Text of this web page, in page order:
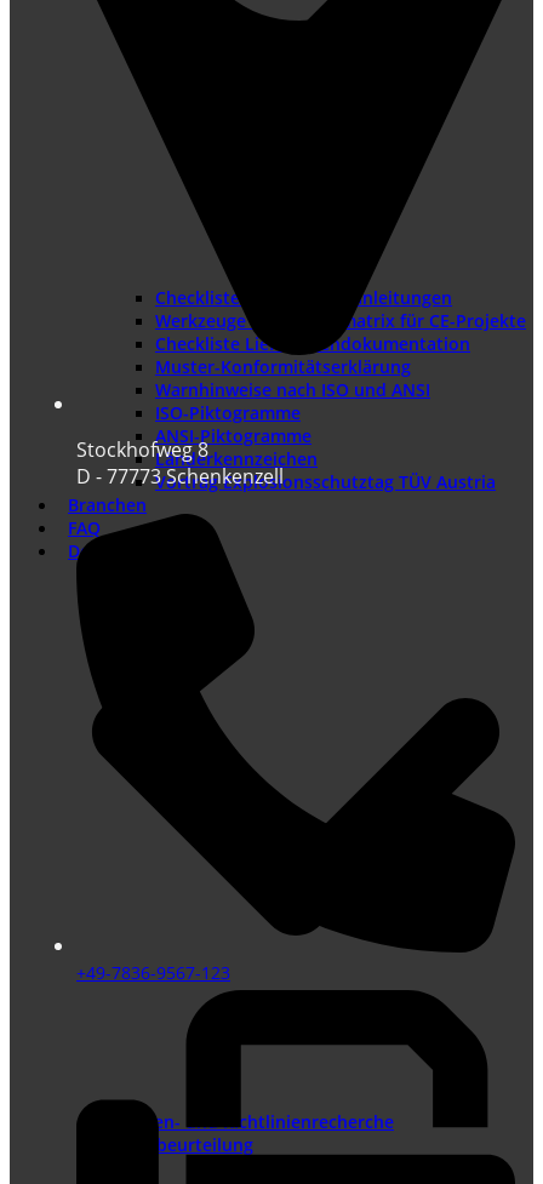
Checklisten und Musteranleitungen
Werkzeuge und Rollenmatrix für CE-Projekte
Checkliste Lieferantendokumentation
Muster-Konformitätserklärung
Warnhinweise nach ISO und ANSI
ISO-Piktogramme
ANSI-Piktogramme
Länderkennzeichen
Vortrag Explosionsschutztag TÜV Austria
Branchen
FAQ
Dokumentation
Normen- und Richtlinienrecherche
Risikobeurteilung
Stockhofweg 8
D - 77773 Schenkenzell
+49-7836-9567-123